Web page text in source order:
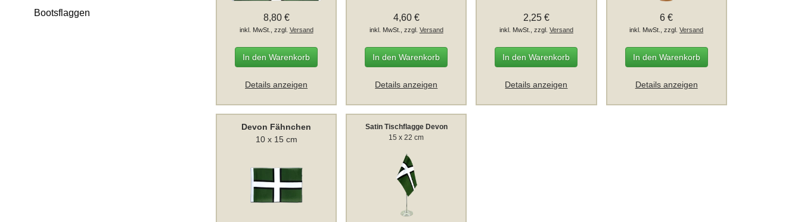
Bootsflaggen 8,80 €
inkl. MwSt., zzgl. Versand
In den Warenkorb
Details anzeigen
4,60 €
inkl. MwSt., zzgl. Versand
In den Warenkorb
Details anzeigen
2,25 €
inkl. MwSt., zzgl. Versand
In den Warenkorb
Details anzeigen
6 €
inkl. MwSt., zzgl.Versand
In den Warenkorb
Details anzeigen
Devon Fähnchen
10 x 15 cm
Satin Tischflagge Devon
15 x 22 cm